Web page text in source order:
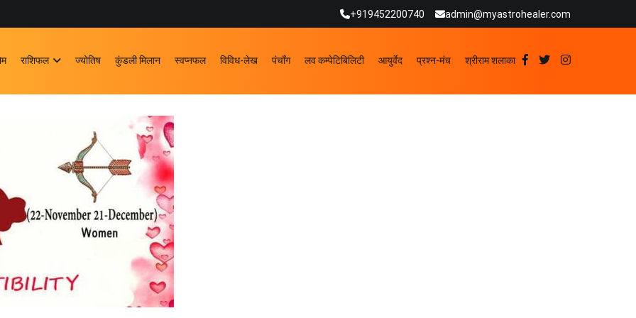
+919452200740 admin@myastrohealer.com
राशिफल ज्योतिष कुंडली मिलान स्वप्नफल विविध-लेख पंचाँग लव कम्पेटिबिलिटी आयुर्वेद प्रश्न-मंच श्रीराम शलाका